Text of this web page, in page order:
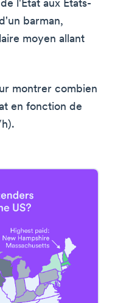
l'État aux États-
barman,
moyen allant
montrer combien
en fonction de